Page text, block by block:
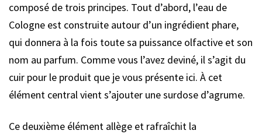
composé de trois principes. Tout d’abord, l’eau de
Cologne est construite autour d’un ingrédient phare,
qui donnera à la fois toute sa puissance olfactive et son
nom au parfum. Comme vous l’avez deviné, il s’agit du
cuir pour le produit que je vous présente ici. À cet
élément central vient s’ajouter une surdose d’agrume.
Ce deuxième élément allège et rafraîchit la